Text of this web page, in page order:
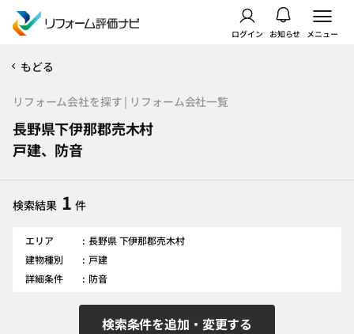
ログイン お知らせ メニュー
もどる
リフォーム会社を探す | リフォーム会社一覧
長野県下伊那郡売木村
戸建、防音
検索結果 1 件
エリア
長野県 下伊那郡売木村
建物種別
戸建
詳細条件
防音
検索条件を追加・変更する